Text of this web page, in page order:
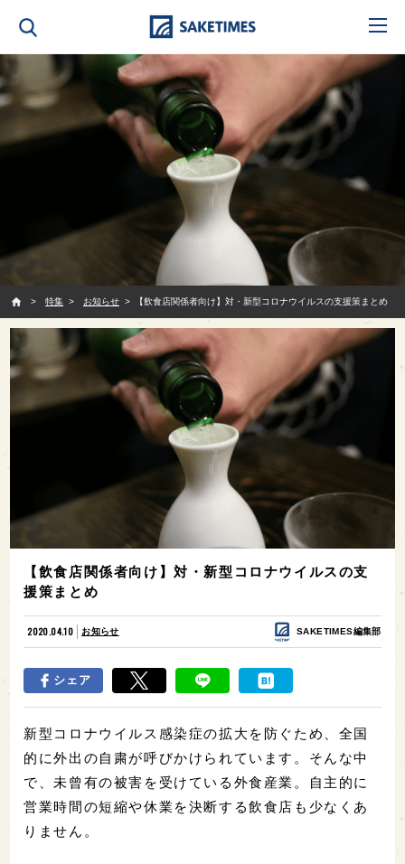
特集
お知らせ 【飲食店関係者向け】対・新型コロナウイルスの支援策まとめ
【飲食店関係者向け】対・新型コロナウイルスの支
援策まとめ
2020.04.10 お知らせ SAKETIMES編集部
シェア
新型コロナウイルス感染症の拡大を防ぐため、全国
的に外出の自粛が呼びかけられています。そんな中
で、未曾有の被害を受けている外食産業。自主的に
営業時間の短縮や休業を決断する飲食店も少なくあ
りません。